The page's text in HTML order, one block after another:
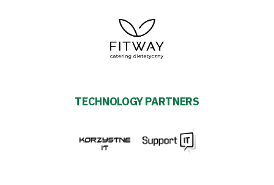
TECHNOLOGY PARTNERS